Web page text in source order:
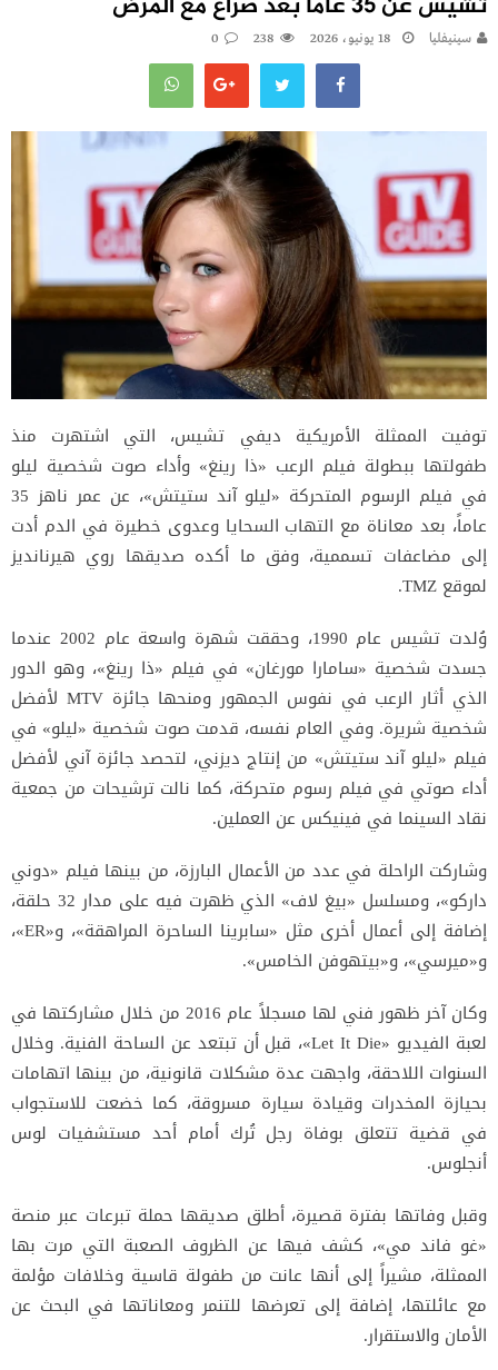
سينيفليا 18 يونيو، 2026 238
0
توفيت الممثلة الأمريكية ديفي تشيس، التي اشتهرت منذ
طفولتها ببطولة فيلم الرعب «ذا رينغ» وأداء صوت شخصية ليلو
في فيلم الرسوم المتحركة «ليلو آند ستيتش»، عن عمر ناهز 35
عاماً، بعد معاناة مع التهاب السحايا وعدوى خطيرة في الدم أدت
إلى مضاعفات تسممية، وفق ما أكده صديقها روي هيرنانديز
لموقع TMZ.
وُلدت تشيس عام 1990، وحققت شهرة واسعة عام 2002 عندما
جسدت شخصية «سامارا مورغان» في فيلم «ذا رينغ»، وهو الدور
الذي أثار الرعب في نفوس الجمهور ومنحها جائزة MTV لأفضل
شخصية شريرة. وفي العام نفسه، قدمت صوت شخصية «ليلو» في
فيلم «ليلو آند ستيتش» من إنتاج ديزني، لتحصد جائزة آني لأفضل
أداء صوتي في فيلم رسوم متحركة، كما نالت ترشيحات من جمعية
نقاد السينما في فينيكس عن العملين.
وشاركت الراحلة في عدد من الأعمال البارزة، من بينها فيلم «دوني
داركو»، ومسلسل «بيغ لاف» الذي ظهرت فيه على مدار 32 حلقة،
إضافة إلى أعمال أخرى مثل «سابرينا الساحرة المراهقة»، و«ER»،
و«ميرسي»، و«بيتهوفن الخامس».
وكان آخر ظهور فني لها مسجلاً عام 2016 من خلال مشاركتها في
لعبة الفيديو «Let It Die»، قبل أن تبتعد عن الساحة الفنية. وخلال
السنوات اللاحقة، واجهت عدة مشكلات قانونية، من بينها اتهامات
بحيازة المخدرات وقيادة سيارة مسروقة، كما خضعت للاستجواب
في قضية تتعلق بوفاة رجل تُرك أمام أحد مستشفيات لوس
أنجلوس.
وقبل وفاتها بفترة قصيرة، أطلق صديقها حملة تبرعات عبر منصة
«غو فاند مي»، كشف فيها عن الظروف الصعبة التي مرت بها
الممثلة، مشيراً إلى أنها عانت من طفولة قاسية وخلافات مؤلمة
مع عائلتها، إضافة إلى تعرضها للتنمر ومعاناتها في البحث عن
الأمان والاستقرار.